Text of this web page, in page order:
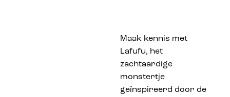
Maak kennis met
Lafufu, het
zachtaardige
monstertje
geïnspireerd door de